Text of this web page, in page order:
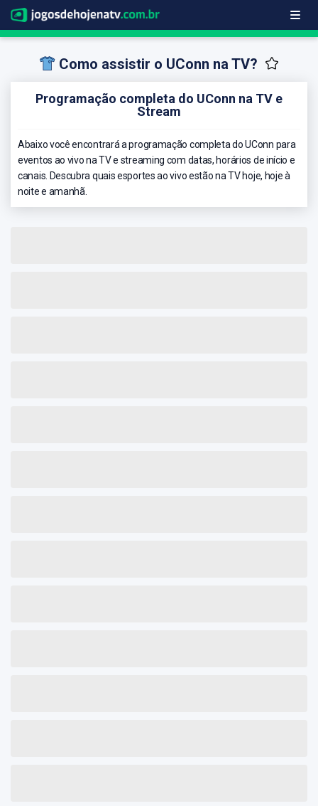
Como assistir o UConn na TV?
Programação completa do UConn na TV e
Stream
Abaixo você encontrará a programação completa do UConn para
eventos ao vivo na TV e streaming com datas, horários de início e
canais. Descubra quais esportes ao vivo estão na TV hoje, hoje à
noite e amanhã.